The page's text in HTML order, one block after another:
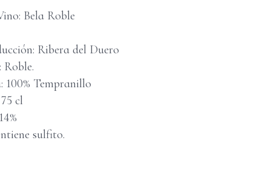
Bela Roble
Ribera del Duero
100% Tempranillo
cl
sulfito.